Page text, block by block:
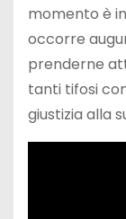
momento è
occorre
prenderne
tanti tifosi
giustizia alla